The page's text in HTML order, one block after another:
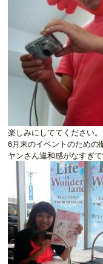
楽しみにしててください。
6月末のイベントのための
ヤンさん違和感がなすぎ